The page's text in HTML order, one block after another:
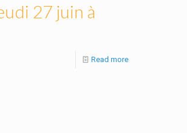
27 juin à
Read more